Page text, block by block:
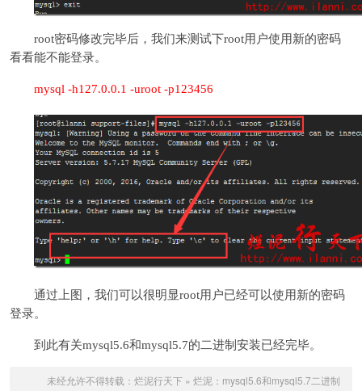
root密码修改完毕后，我们来测试下root用户使用新的密码
看看能不能登录。
mysql -h127.0.0.1 -uroot -p123456
通过上图，我们可以很明显root用户已经可以使用新的密码
登录。
到此有关mysql5.6和mysql5.7的二进制安装已经完毕。
未经允许不得转载： 烂泥行天下» 烂泥：mysql5.6和mysql5.7二进制